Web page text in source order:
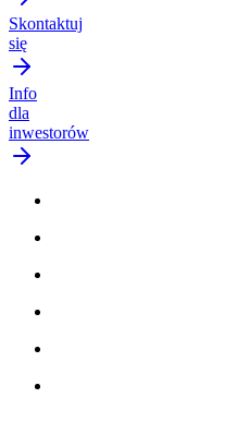
Skontaktuj
się
Info
dla
inwestorów